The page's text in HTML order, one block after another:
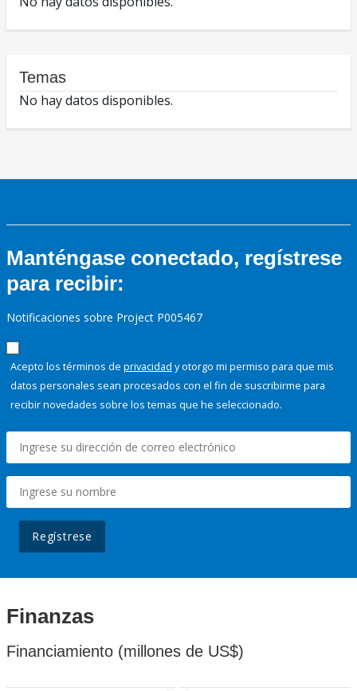
Temas
No hay datos disponibles.
Manténgase conectado, regístrese
para recibir:
Notificaciones sobre Project P005467
Acepto los términos de privacidad y otorgo mi permiso para que mis
datos personales sean procesados con el fin de suscribirme para
recibir novedades sobre los temas que he seleccionado.
Regístrese
Finanzas
Financiamiento (millones de US$)